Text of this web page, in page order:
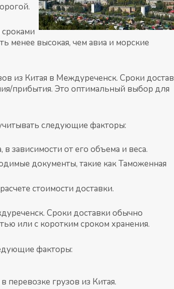
менее высокая, чем авиа и морские
из Китая в Междуреченск. Сроки
прибытия. Это оптимальный выбор для
следующие факторы:
зависимости от его объема и веса.
документы, такие как Таможенная
стоимости доставки.
Сроки доставки обычно
или с коротким сроком хранения.
факторы:
грузов из Китая.